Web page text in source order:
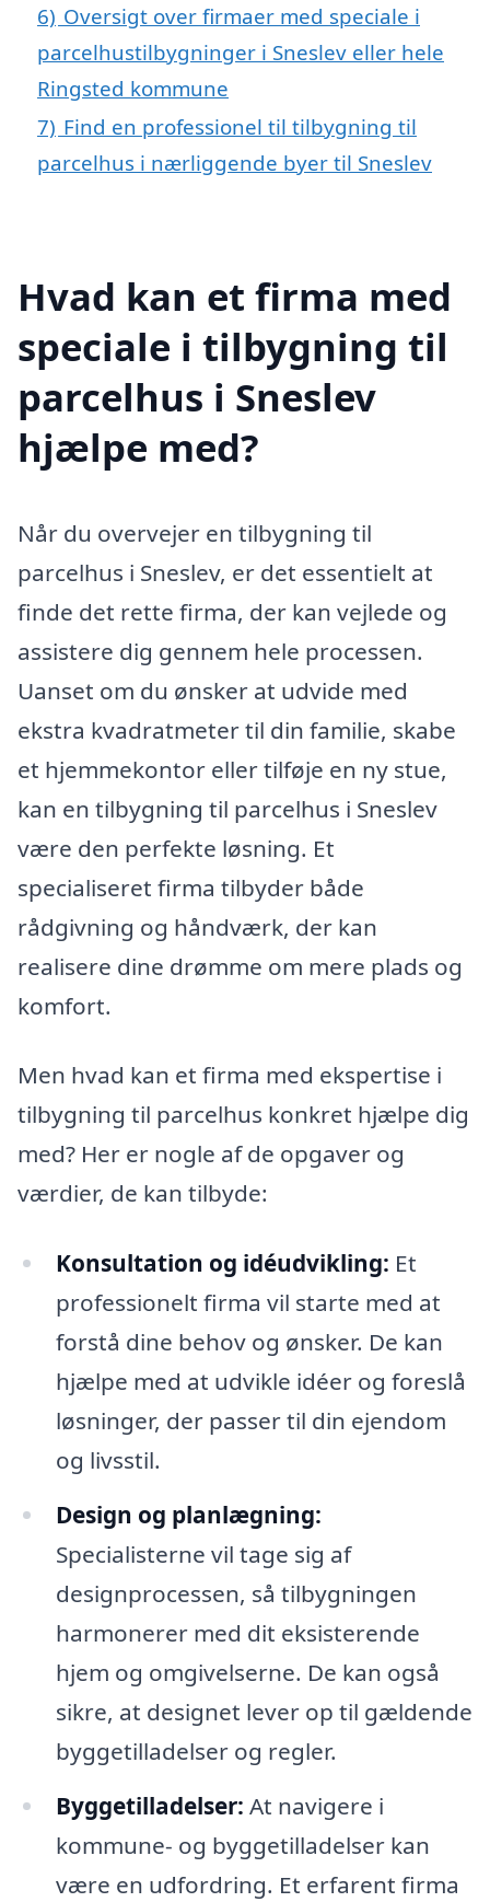
6) Oversigt over firmaer med speciale i
parcelhustilbygninger i Sneslev eller hele
Ringsted kommune
7) Find en professionel til tilbygning til
parcelhus i nærliggende byer til Sneslev
Hvad kan et firma med
speciale i tilbygning til
parcelhus i Sneslev
hjælpe med?
Når du overvejer en tilbygning til
parcelhus i Sneslev, er det essentielt at
finde det rette firma, der kan vejlede og
assistere dig gennem hele processen.
Uanset om du ønsker at udvide med
ekstra kvadratmeter til din familie, skabe
et hjemmekontor eller tilføje en ny stue,
kan en tilbygning til parcelhus i Sneslev
være den perfekte løsning. Et
specialiseret firma tilbyder både
rådgivning og håndværk, der kan
realisere dine drømme om mere plads og
komfort.
Men hvad kan et firma med ekspertise i
tilbygning til parcelhus konkret hjælpe dig
med? Her er nogle af de opgaver og
værdier, de kan tilbyde:
Konsultation og idéudvikling: Et
professionelt firma vil starte med at
forstå dine behov og ønsker. De kan
hjælpe med at udvikle idéer og foreslå
løsninger, der passer til din ejendom
og livsstil.
Design og planlægning:
Specialisterne vil tage sig af
designprocessen, så tilbygningen
harmonerer med dit eksisterende
hjem og omgivelserne. De kan også
sikre, at designet lever op til gældende
byggetilladelser og regler.
Byggetilladelser: At navigere i
kommune- og byggetilladelser kan
være en udfordring. Et erfarent firma